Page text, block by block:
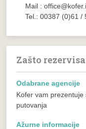
Mail :
Tel.: 00387 (0)61 /
Zašto
Odabrane agencije
Kofer vam
putovanja
Ažurne informacije